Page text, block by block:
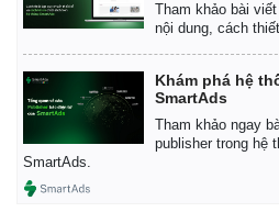
Tham khảo bài
nội dung, cách
Khám phá hệ
SmartAds
Tham khảo ngay
publisher trong hệ
SmartAds.